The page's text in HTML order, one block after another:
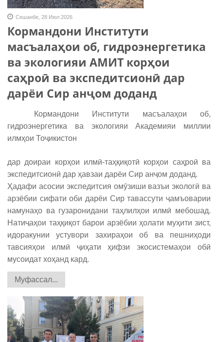
Сешанбе, 28 Июл 2026
Кормандони Институти
масъалаҳои об, гидроэнергетика
ва экологияи АМИТ корҳои
саҳроӣ ва экспедитсионӣ дар
дарёи Сир анҷом доданд
Кормандони Институти масъалаҳои об,
гидроэнергетика ва экологияи Академияи миллии
илмҳои Тоҷикистон
дар доираи корҳои илмӣ-таҳқиқотӣ корҳои саҳроӣ ва
экспедитсионӣ дар ҳавзаи дарёи Сир анҷом доданд.
Ҳадафи асосии экспедитсия омӯзиши вазъи экологӣ ва
арзёбии сифати оби дарёи Сир тавассути ҷамъоварии
намунаҳо ва гузаронидани таҳлилҳои илмӣ мебошад.
Натиҷаҳои таҳқиқот барои арзёбии ҳолати муҳити зист,
идоракунии устувори захираҳои об ва пешниҳоди
тавсияҳои илмӣ ҷиҳати ҳифзи экосистемаҳои обӣ
мусоидат хоҳанд кард.
Муфассал...